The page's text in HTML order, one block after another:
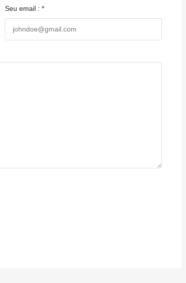
Seu email : *